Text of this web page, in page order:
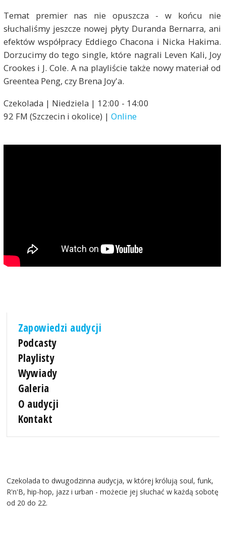
Temat premier nas nie opuszcza - w końcu nie
słuchaliśmy jeszcze nowej płyty Duranda Bernarra, ani
efektów współpracy Eddiego Chacona i Nicka Hakima.
Dorzucimy do tego single, które nagrali Leven Kali, Joy
Crookes i J. Cole. A na playliście także nowy materiał od
Greentea Peng, czy Brena Joy'a.
Czekolada | Niedziela | 12:00 - 14:00
92 FM (Szczecin i okolice) | Online
Zapowiedzi audycji
Podcasty
Playlisty
Wywiady
Galeria
O audycji
Kontakt
Czekolada to dwugodzinna audycja, w której królują soul, funk,
R'n'B, hip-hop, jazz i urban - możecie jej słuchać w każdą sobotę
od 20 do 22.